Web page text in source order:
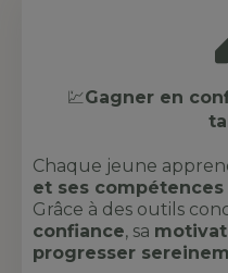
💹Gagner en
Chaque jeune
et ses
Grâce à des outils
confiance, sa
progresser